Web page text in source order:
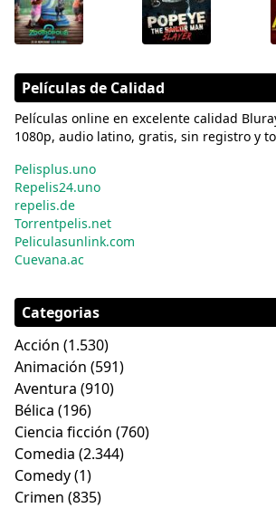
Películas de Calidad
Películas online en excelente calidad
1080p, audio latino, gratis, sin registro y
Pelisplus.uno
Repelis24.uno
repelis.de
Torrentpelis.net
Peliculasunlink.com
Cuevana.ac
Categorias
Acción (1.530)
Animación (591)
Aventura (910)
Bélica (196)
Ciencia ficción (760)
Comedia (2.344)
Comedy(1)
Crimen (835)